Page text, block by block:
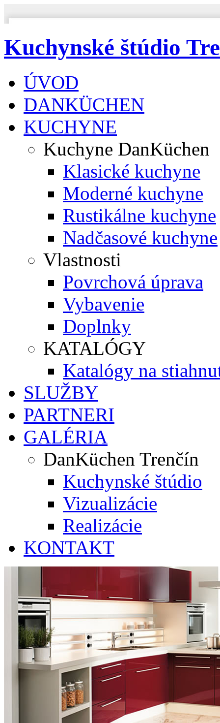
Kuchynské štúdio
ÚVOD
DANKÜCHEN
KUCHYNE
Kuchyne DanKüchen
Klasické kuchyne
Moderné kuchyne
Rustikálne kuchyne
Nadčasové kuchyne
Vlastnosti
Povrchová úprava
Vybavenie
Doplnky
KATALÓGY
Katalógy na
SLUŽBY
PARTNERI
GALÉRIA
DanKüchen Trenčín
Kuchynské štúdio
Vizualizácie
Realizácie
KONTAKT